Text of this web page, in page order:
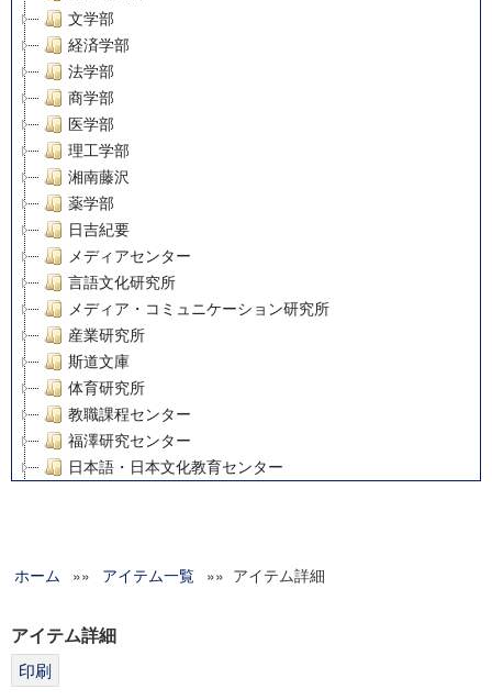
文学部
経済学部
法学部
商学部
医学部
理工学部
湘南藤沢
薬学部
日吉紀要
メディアセンター
言語文化研究所
メディア・コミュニケーション研究所
産業研究所
斯道文庫
体育研究所
教職課程センター
福澤研究センター
日本語・日本文化教育センター
グローバルリサーチインスティテュート
科学研究費補助金研究成果報告書
ホーム »» アイテム一覧 »» アイテム詳細
アイテム詳細